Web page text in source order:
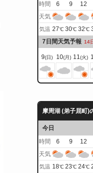
時間
6 9 12
天気
気温 27℃ 30℃ 32℃
7日間天気予報 14
9(日) 10(月) 11(火)
摩周湖 (弟子屈町)
今日
時間
6 9 12
天気
気温 18℃ 23℃ 24℃